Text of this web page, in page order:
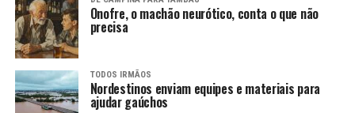
Onofre, o machão neurótico, conta o que não
precisa
TODOS IRMÃOS
Nordestinos enviam equipes e materiais para
ajudar gaúchos